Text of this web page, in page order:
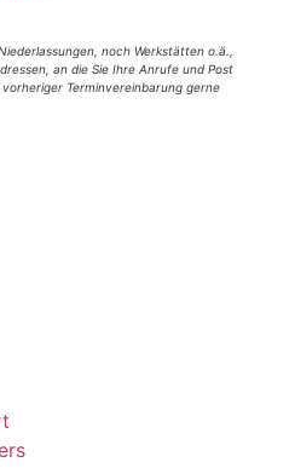
noch Werkstätten o.ä.,
an die Sie Ihre Anrufe und Post
Terminvereinbarung gerne